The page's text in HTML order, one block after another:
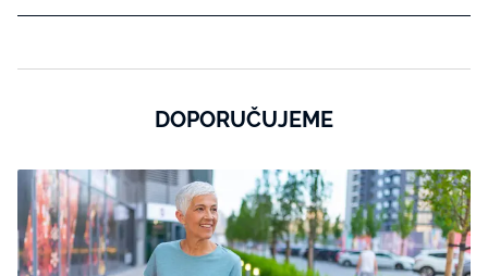
DOPORUČUJEME